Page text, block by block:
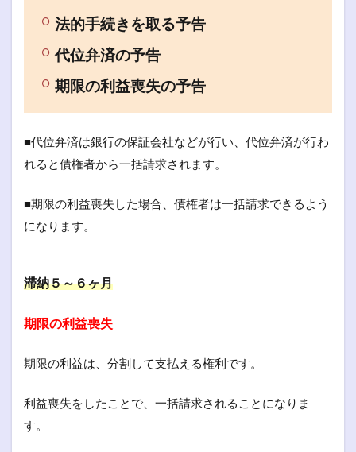
法的手続きを取る予告
代位弁済の予告
期限の利益喪失の予告
■代位弁済は銀行の保証会社などが行い、代位弁済が行わ
れると債権者から一括請求されます。
■期限の利益喪失した場合、債権者は一括請求できるよう
になります。
滞納５～６ヶ月
期限の利益喪失
期限の利益は、分割して支払える権利です。
利益喪失をしたことで、一括請求されることになりま
す。